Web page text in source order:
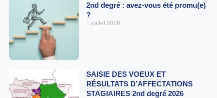
2nd degré : avez-vous été promu(e)
?
1 juillet 2026
SAISIE DES VOEUX ET
RÉSULTATS D’AFFECTATIONS
STAGIAIRES 2nd degré 2026